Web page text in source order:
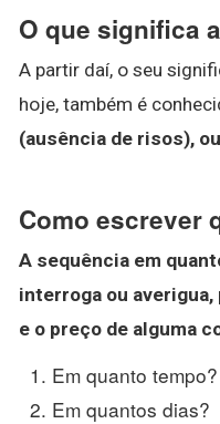
O que significa
A partir daí, o seu
hoje, também é
(ausência de risos),
Como escrever
A sequência em
interroga ou
e o preço de alguma
Em quanto tempo?
Em quantos dias?